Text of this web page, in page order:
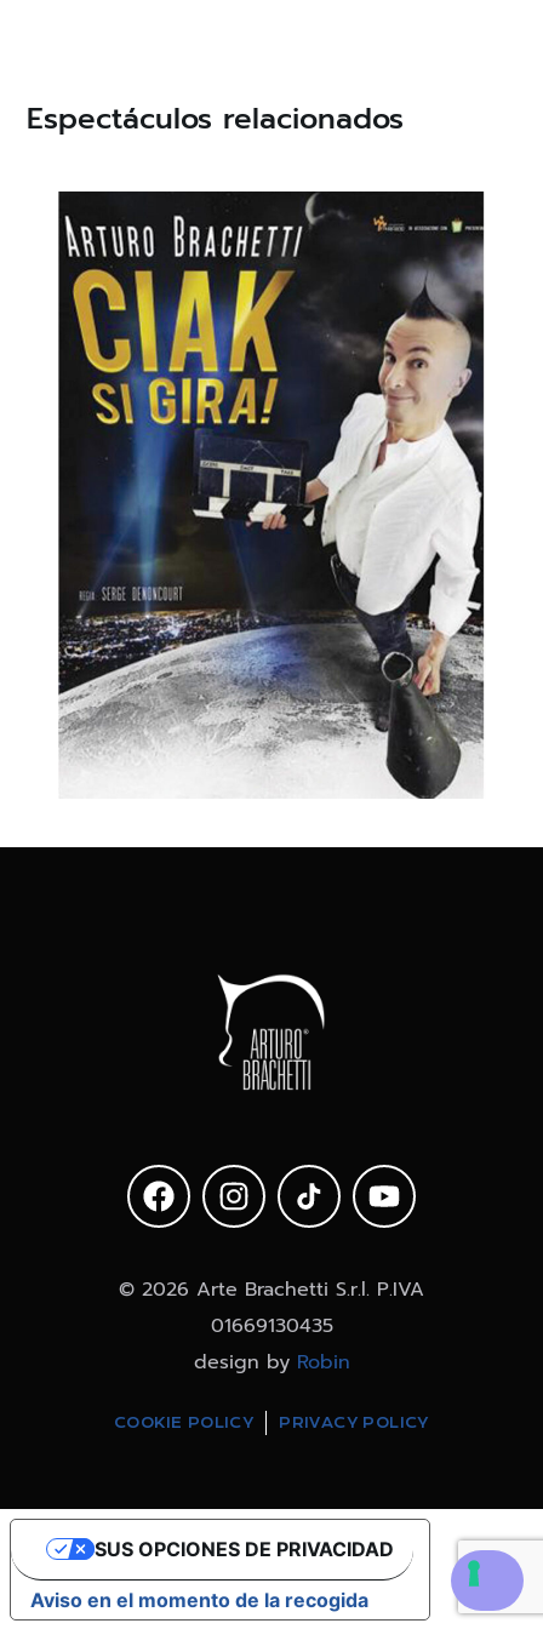
Espectáculos relacionados
Ciak si gira!
© 2026 Arte Brachetti S.r.l. P.IVA
01669130435
design by Robin
COOKIE POLICY PRIVACY POLICY
Aviso en el momento de la recogida
SUS OPCIONES DE PRIVACIDAD